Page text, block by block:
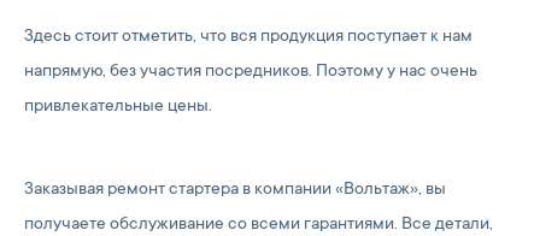
Здесь стоит отметить, что вся продукция поступает к нам
напрямую, без участия посредников. Поэтому у нас очень
привлекательные цены.
Заказывая ремонт стартера в компании «Вольтаж», вы
получаете обслуживание со всеми гарантиями. Все детали,